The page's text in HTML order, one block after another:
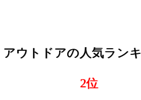
2022/09/18
ング：13位
アウトドアの人気ラン
2位